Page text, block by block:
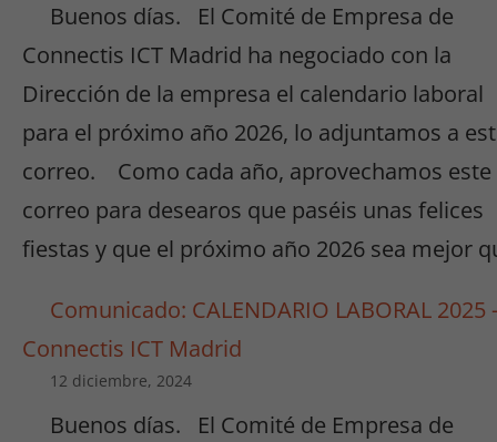
Buenos días. El Comité de Empresa de
Connectis ICT Madrid ha negociado con la
Dirección de la empresa el calendario laboral
para el próximo año 2026, lo adjuntamos a
correo. Como cada año, aprovechamos este
correo para desearos que paséis unas felices
fiestas y que el próximo año 2026 sea mejor
Comunicado: CALENDARIO LABORAL 2025
Connectis ICT Madrid
12 diciembre, 2024
Buenos días. El Comité de Empresa de